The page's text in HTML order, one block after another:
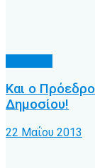
Και ο
Δημοσίου!
22 Μαΐου 2013